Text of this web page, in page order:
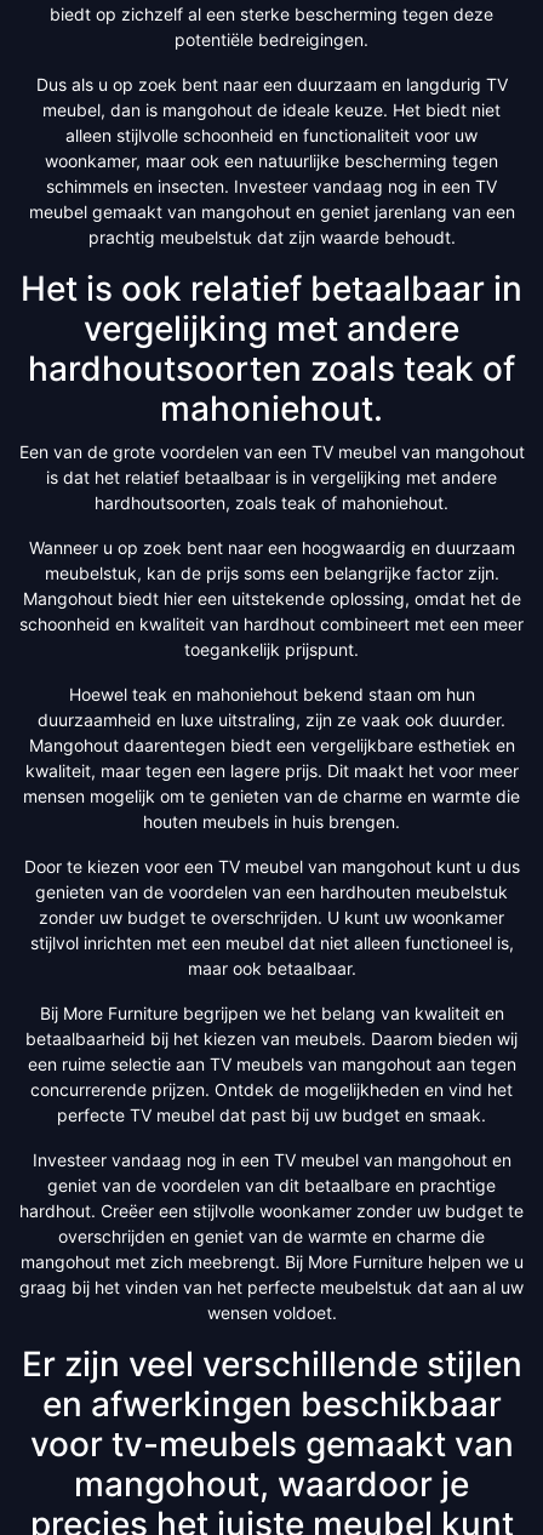
biedt op zichzelf al een sterke bescherming tegen deze
potentiële bedreigingen.
Dus als u op zoek bent naar een duurzaam en langdurig TV
meubel, dan is mangohout de ideale keuze. Het biedt niet
alleen stijlvolle schoonheid en functionaliteit voor uw
woonkamer, maar ook een natuurlijke bescherming tegen
schimmels en insecten. Investeer vandaag nog in een TV
meubel gemaakt van mangohout en geniet jarenlang van een
prachtig meubelstuk dat zijn waarde behoudt.
Het is ook relatief betaalbaar in
vergelijking met andere
hardhoutsoorten zoals teak of
mahoniehout.
Een van de grote voordelen van een TV meubel van mangohout
is dat het relatief betaalbaar is in vergelijking met andere
hardhoutsoorten, zoals teak of mahoniehout.
Wanneer u op zoek bent naar een hoogwaardig en duurzaam
meubelstuk, kan de prijs soms een belangrijke factor zijn.
Mangohout biedt hier een uitstekende oplossing, omdat het de
schoonheid en kwaliteit van hardhout combineert met een meer
toegankelijk prijspunt.
Hoewel teak en mahoniehout bekend staan om hun
duurzaamheid en luxe uitstraling, zijn ze vaak ook duurder.
Mangohout daarentegen biedt een vergelijkbare esthetiek en
kwaliteit, maar tegen een lagere prijs. Dit maakt het voor meer
mensen mogelijk om te genieten van de charme en warmte die
houten meubels in huis brengen.
Door te kiezen voor een TV meubel van mangohout kunt u dus
genieten van de voordelen van een hardhouten meubelstuk
zonder uw budget te overschrijden. U kunt uw woonkamer
stijlvol inrichten met een meubel dat niet alleen functioneel is,
maar ook betaalbaar.
Bij More Furniture begrijpen we het belang van kwaliteit en
betaalbaarheid bij het kiezen van meubels. Daarom bieden wij
een ruime selectie aan TV meubels van mangohout aan tegen
concurrerende prijzen. Ontdek de mogelijkheden en vind het
perfecte TV meubel dat past bij uw budget en smaak.
Investeer vandaag nog in een TV meubel van mangohout en
geniet van de voordelen van dit betaalbare en prachtige
hardhout. Creëer een stijlvolle woonkamer zonder uw budget te
overschrijden en geniet van de warmte en charme die
mangohout met zich meebrengt. Bij More Furniture helpen we u
graag bij het vinden van het perfecte meubelstuk dat aan al uw
wensen voldoet.
Er zijn veel verschillende stijlen
en afwerkingen beschikbaar
voor tv-meubels gemaakt van
mangohout, waardoor je
precies het juiste meubel kunt